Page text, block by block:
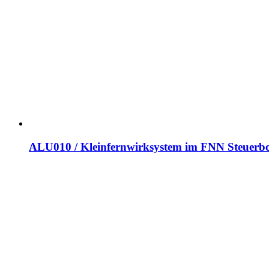
ALU010 / Kleinfernwirksystem im FNN